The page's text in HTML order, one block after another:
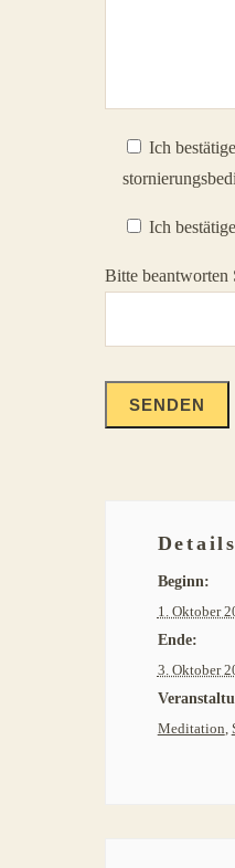
Ich
Ich
Bitte beantworten
Details
Beginn:
1. Oktober
Ende:
3. Oktober
Meditation,